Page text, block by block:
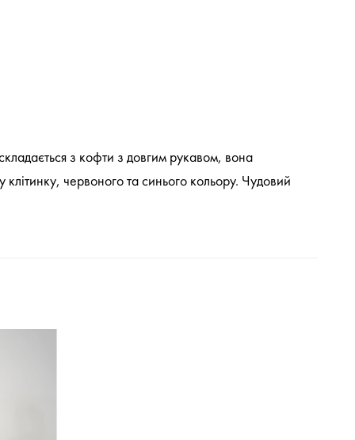
з кофти з довгим рукавом, вона
червоного та синього кольору. Чудовий